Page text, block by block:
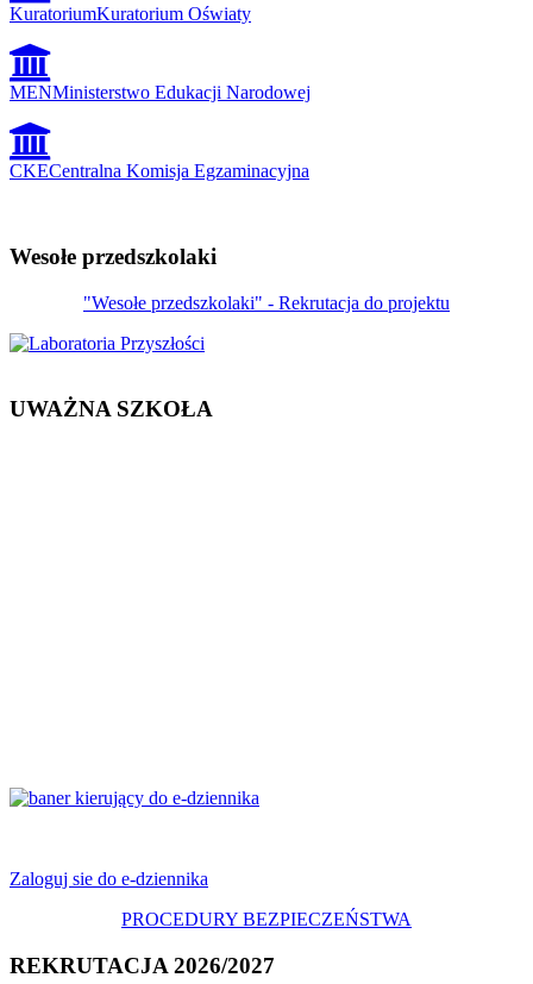
KuratoriumKuratorium Oświaty
MENMinisterstwo Edukacji Narodowej
CKECentralna Komisja Egzaminacyjna
Wesołe przedszkolaki
"Wesołe przedszkolaki" - Rekrutacja do projektu
UWAŻNA SZKOŁA
Zaloguj sie do e-dziennika
PROCEDURY BEZPIECZEŃSTWA
REKRUTACJA 2026/2027